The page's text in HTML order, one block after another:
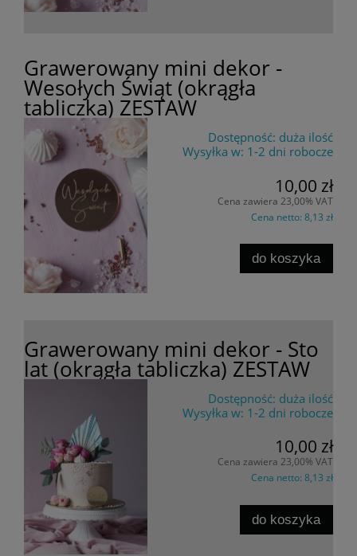
Grawerowany mini dekor -
Wesołych Świąt (okrągła
tabliczka) ZESTAW
Dostępność: duża ilość
Wysyłka w: 1-2 dni robocze
10,00 zł
Cena zawiera 23,00% VAT
Cena netto: 8,13 zł
do koszyka
Grawerowany mini dekor - Sto
lat (okrągła tabliczka) ZESTAW
Dostępność: duża ilość
Wysyłka w: 1-2 dni robocze
10,00 zł
Cena zawiera 23,00% VAT
Cena netto: 8,13 zł
do koszyka